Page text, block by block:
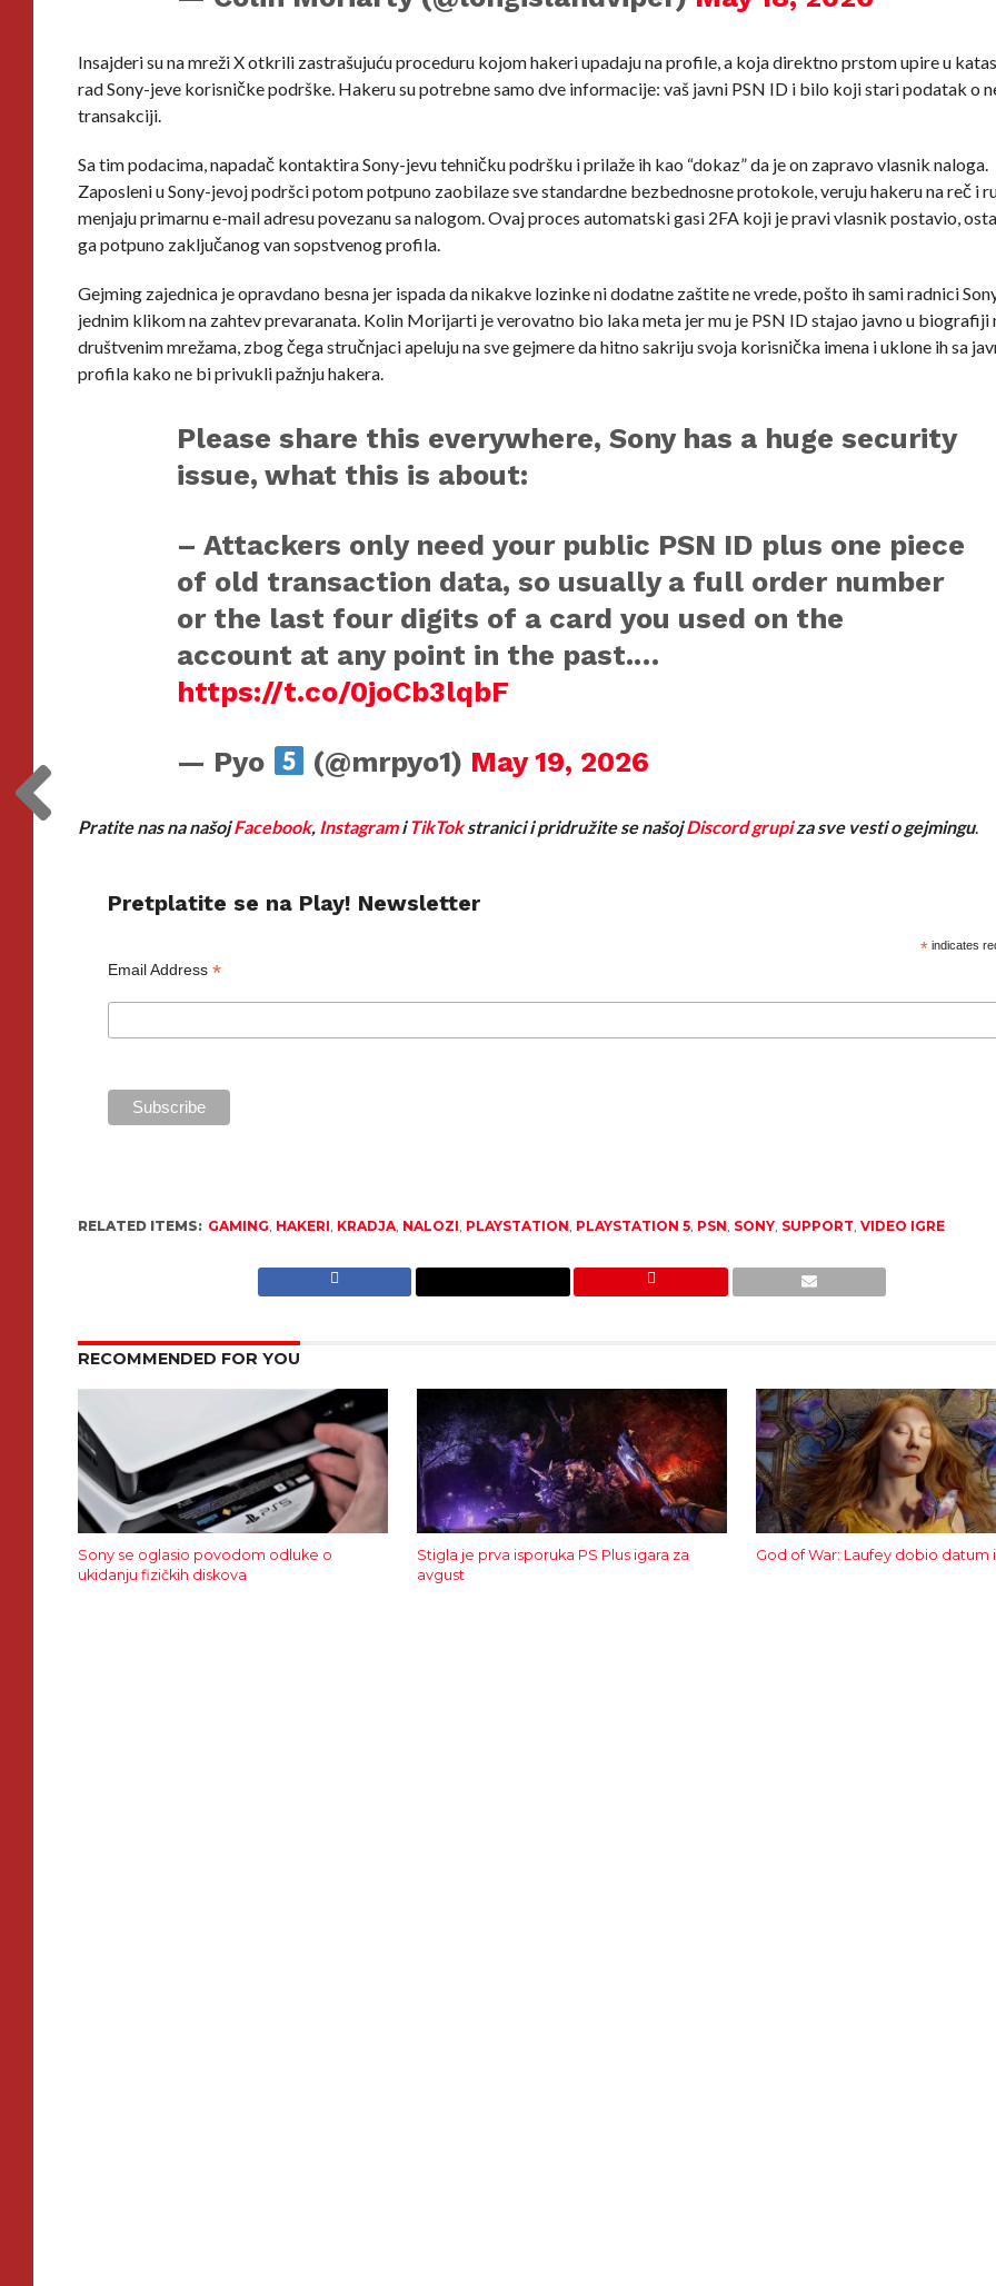
Insajderi su na mreži X otkrili zastrašujuću proceduru kojom hakeri upadaju na profile, a koja direktno prstom upire u
rad Sony-jeve korisničke podrške. Hakeru su potrebne samo dve informacije: vaš javni PSN ID i bilo koji stari podatak o
transakciji.
Sa tim podacima, napadač kontaktira Sony-jevu tehničku podršku i prilaže ih kao “dokaz” da je on zapravo vlasnik naloga.
Zaposleni u Sony-jevoj podršci potom potpuno zaobilaze sve standardne bezbednosne protokole, veruju hakeru na reč i
menjaju primarnu e-mail adresu povezanu sa nalogom. Ovaj proces automatski gasi 2FA koji je pravi vlasnik postavio,
ga potpuno zaključanog van sopstvenog profila.
Gejming zajednica je opravdano besna jer ispada da nikakve lozinke ni dodatne zaštite ne vrede, pošto ih sami radnici
jednim klikom na zahtev prevaranata. Kolin Morijarti je verovatno bio laka meta jer mu je PSN ID stajao javno u biografiji
društvenim mrežama, zbog čega stručnjaci apeluju na sve gejmere da hitno sakriju svoja korisnička imena i uklone ih sa
profila kako ne bi privukli pažnju hakera.
Please share this everywhere, Sony has a huge security
issue, what this is about:
– Attackers only need your public PSN ID plus one piece
of old transaction data, so usually a full order number
or the last four digits of a card you used on the
account at any point in the past.…
https://t.co/0joCb3lqbF
— Pyo (@mrpyo1) May 19, 2026
Pratite nas na našojFacebook, InstagramiTikTokstranici i pridružite se našojDiscord grupiza sve vesti o gejmingu.
Pretplatite se na Play! Newsletter
* indicates
Email Address*
RELATED ITEMS: GAMING HAKERI KRADJA NALOZI PLAYSTATION PLAYSTATION 5 PSN SONY SUPPORT ,VIDEO IGRE
RECOMMENDED FOR YOU
Sony se oglasio povodom odluke o
ukidanju fizičkih diskova
Stigla je prva isporuka PS Plus igara za
avgust
God of War: Laufey dobio datum